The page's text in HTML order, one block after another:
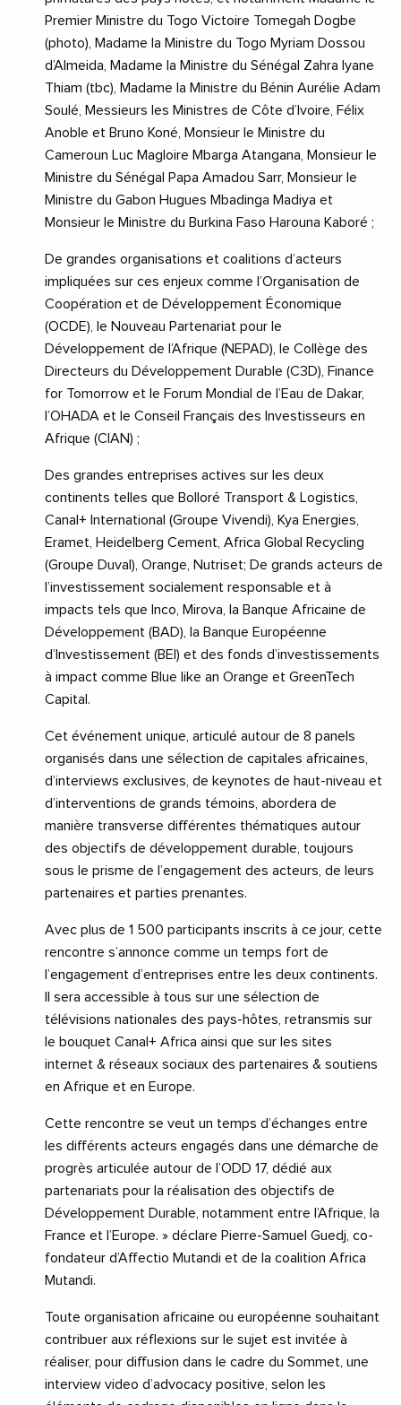
Premier Ministre du Togo Victoire Tomegah Dogbe
(photo), Madame la Ministre du Togo Myriam Dossou
d’Almeida, Madame la Ministre du Sénégal Zahra Iyane
Thiam (tbc), Madame la Ministre du Bénin Aurélie Adam
Soulé, Messieurs les Ministres de Côte d’Ivoire, Félix
Anoble et Bruno Koné, Monsieur le Ministre du
Cameroun Luc Magloire Mbarga Atangana, Monsieur le
Ministre du Sénégal Papa Amadou Sarr, Monsieur le
Ministre du Gabon Hugues Mbadinga Madiya et
Monsieur le Ministre du Burkina Faso Harouna Kaboré ;
De grandes organisations et coalitions d’acteurs
impliquées sur ces enjeux comme l’Organisation de
Coopération et de Développement Économique
(OCDE), le Nouveau Partenariat pour le
Développement de l’Afrique (NEPAD), le Collège des
Directeurs du Développement Durable (C3D), Finance
for Tomorrow et le Forum Mondial de l’Eau de Dakar,
l’OHADA et le Conseil Français des Investisseurs en
Afrique (CIAN) ;
Des grandes entreprises actives sur les deux
continents telles que Bolloré Transport & Logistics,
Canal+ International (Groupe Vivendi), Kya Energies,
Eramet, Heidelberg Cement, Africa Global Recycling
(Groupe Duval), Orange, Nutriset; De grands acteurs de
l’investissement socialement responsable et à
impacts tels que Inco, Mirova, la Banque Africaine de
Développement (BAD), la Banque Européenne
d’Investissement (BEI) et des fonds d’investissements
à impact comme Blue like an Orange et GreenTech
Capital.
Cet événement unique, articulé autour de 8 panels
organisés dans une sélection de capitales africaines,
d’interviews exclusives, de keynotes de haut-niveau et
d’interventions de grands témoins, abordera de
manière transverse différentes thématiques autour
des objectifs de développement durable, toujours
sous le prisme de l’engagement des acteurs, de leurs
partenaires et parties prenantes.
Avec plus de 1 500 participants inscrits à ce jour, cette
rencontre s’annonce comme un temps fort de
l’engagement d’entreprises entre les deux continents.
Il sera accessible à tous sur une sélection de
télévisions nationales des pays-hôtes, retransmis sur
le bouquet Canal+ Africa ainsi que sur les sites
internet & réseaux sociaux des partenaires & soutiens
en Afrique et en Europe.
Cette rencontre se veut un temps d’échanges entre
les différents acteurs engagés dans une démarche de
progrès articulée autour de l’ODD 17, dédié aux
partenariats pour la réalisation des objectifs de
Développement Durable, notamment entre l’Afrique, la
France et l’Europe. » déclare Pierre-Samuel Guedj, co-
fondateur d’Affectio Mutandi et de la coalition Africa
Mutandi.
Toute organisation africaine ou européenne souhaitant
contribuer aux réflexions sur le sujet est invitée à
réaliser, pour diffusion dans le cadre du Sommet, une
interview video d’advocacy positive, selon les